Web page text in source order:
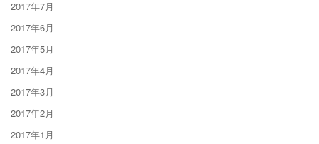
2017年7月
2017年6月
2017年5月
2017年4月
2017年3月
2017年2月
2017年1月